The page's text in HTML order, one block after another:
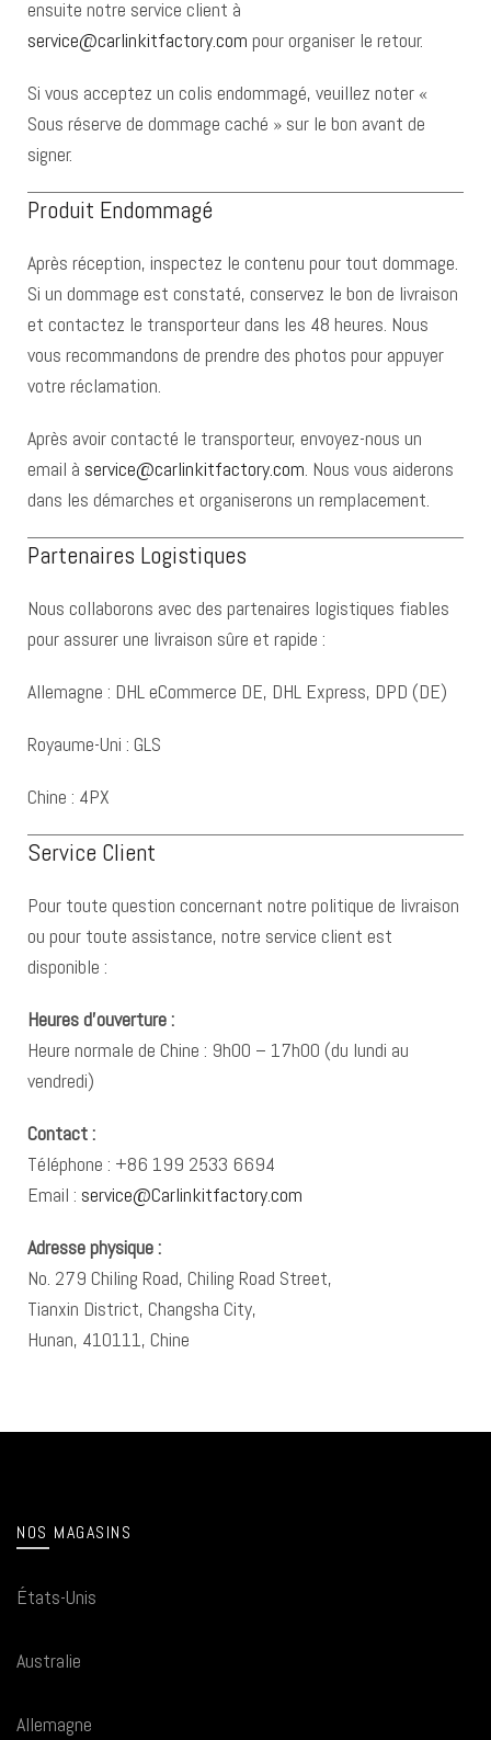
ensuite notre service client à
service@carlinkitfactory.com pour organiser le retour.
Si vous acceptez un colis endommagé, veuillez noter «
Sous réserve de dommage caché » sur le bon avant de
signer.
Produit Endommagé
Après réception, inspectez le contenu pour tout dommage.
Si un dommage est constaté, conservez le bon de livraison
et contactez le transporteur dans les 48 heures. Nous
vous recommandons de prendre des photos pour appuyer
votre réclamation.
Après avoir contacté le transporteur, envoyez-nous un
email à service@carlinkitfactory.com. Nous vous aiderons
dans les démarches et organiserons un remplacement.
Partenaires Logistiques
Nous collaborons avec des partenaires logistiques fiables
pour assurer une livraison sûre et rapide :
Allemagne : DHL eCommerce DE, DHL Express, DPD (DE)
Royaume-Uni : GLS
Chine : 4PX
Service Client
Pour toute question concernant notre politique de livraison
ou pour toute assistance, notre service client est
disponible :
Heures d’ouverture :
Heure normale de Chine : 9h00 – 17h00 (du lundi au
vendredi)
Contact :
Téléphone : +86 199 2533 6694
Email : service@Carlinkitfactory.com
Adresse physique :
No. 279 Chiling Road, Chiling Road Street,
Tianxin District, Changsha City,
Hunan, 410111, Chine
NOS MAGASINS
États-Unis
Australie
Allemagne